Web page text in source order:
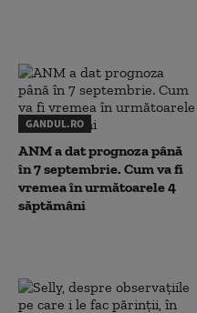
GANDUL.RO
ANM a dat prognoza până
în 7 septembrie. Cum va fi
vremea în următoarele 4
săptămâni